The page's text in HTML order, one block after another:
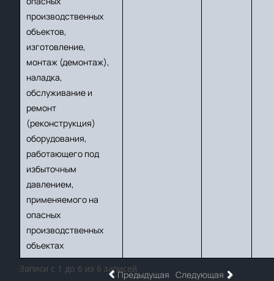
производственных
объектов,
изготовление,
монтаж (демонтаж),
наладка,
обслуживание и
ремонт
(реконструкция)
оборудования,
работающего под
избыточным
давлением,
применяемого на
опасных
производственных
объектах
Записи с 1 до 6 из 6 записей
Предыдущая Следующая